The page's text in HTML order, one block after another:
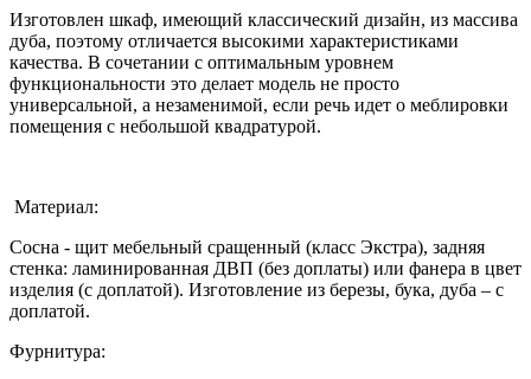
Изготовлен шкаф, имеющий классический дизайн, из массива
дуба, поэтому отличается высокими характеристиками
качества. В сочетании с оптимальным уровнем
функциональности это делает модель не просто
универсальной, а незаменимой, если речь идет о меблировки
помещения с небольшой квадратурой.
Материал:
Сосна - щит мебельный сращенный (класс Экстра), задняя
стенка: ламинированная ДВП (без доплаты) или фанера в цвет
изделия (с доплатой). Изготовление из березы, бука, дуба – с
доплатой.
Фурнитура: